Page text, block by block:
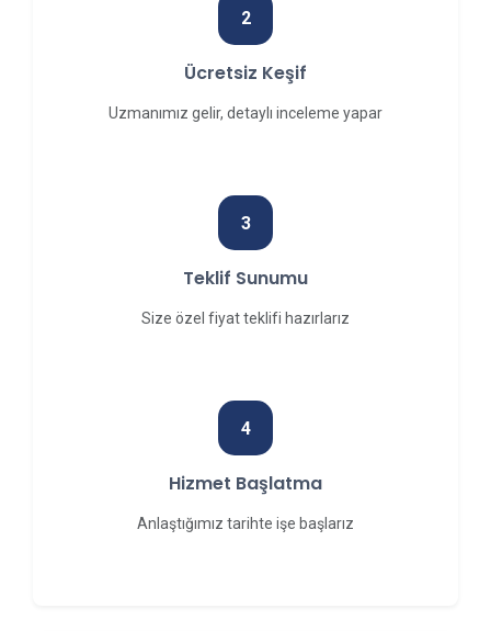
2
Ücretsiz Keşif
Uzmanımız gelir, detaylı inceleme yapar
3
Teklif Sunumu
Size özel fiyat teklifi hazırlarız
4
Hizmet Başlatma
Anlaştığımız tarihte işe başlarız